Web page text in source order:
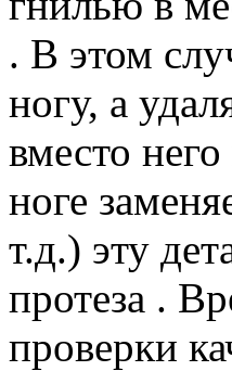
. В этом
ногу, а
вместо
ноге
т.д.) эту
протеза .
проверки